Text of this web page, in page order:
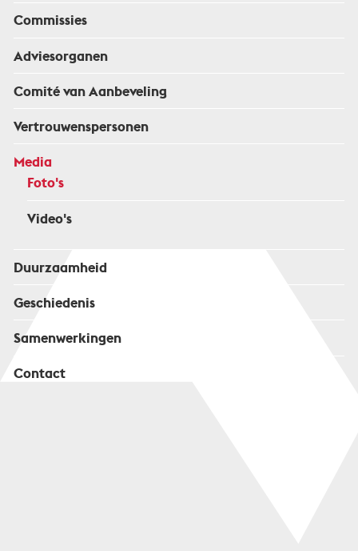
Commissies
Adviesorganen
Comité van Aanbeveling
Vertrouwenspersonen
Media
Foto's
Video's
Duurzaamheid
Geschiedenis
Samenwerkingen
Contact